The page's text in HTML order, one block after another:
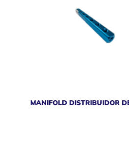
MANIFOLD DISTRIBUIDOR